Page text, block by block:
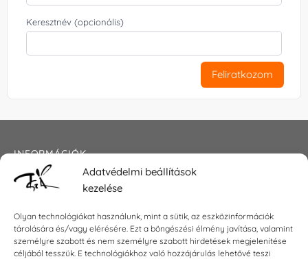
Adatvédelmi beállítások
kezelése
Olyan technológiákat használunk, mint a sütik, az eszközinformációk
tárolására és/vagy elérésére. Ezt a böngészési élmény javítása, valamint
személyre szabott és nem személyre szabott hirdetések megjelenítése
céljából tesszük. E technológiákhoz való hozzájárulás lehetővé teszi
Keresztnév (opcionális)
Feliratkozom
INFORMÁCIÓK
Általános szerződési feltételek
Impresszum